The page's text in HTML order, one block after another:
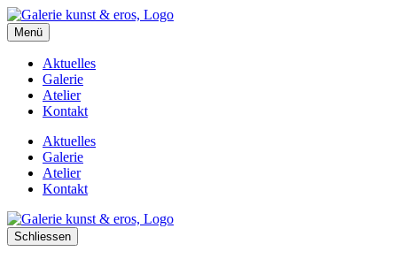
kunst&eros
Galerie und Atelier
Menü
Aktuelles
Galerie
Atelier
Kontakt
Aktuelles
Galerie
Atelier
Kontakt
Schliessen